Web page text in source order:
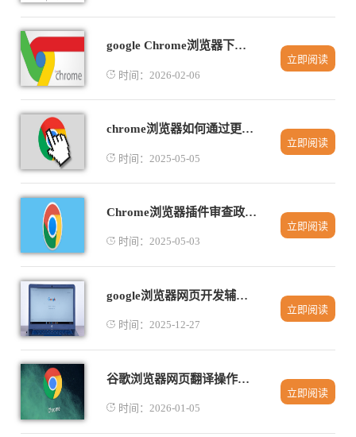
google Chrome浏览器下载完成后网页开发者工具操作教程
时间：2026-02-06
立即阅读
chrome浏览器如何通过更新插件提升浏览器速度
时间：2025-05-05
立即阅读
Chrome浏览器插件审查政策近期调整解析
时间：2025-05-03
立即阅读
google浏览器网页开发辅助插件使用技巧
时间：2025-12-27
立即阅读
谷歌浏览器网页翻译操作技巧与方法教程
时间：2026-01-05
立即阅读